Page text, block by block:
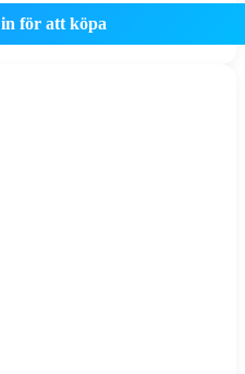
för att köpa